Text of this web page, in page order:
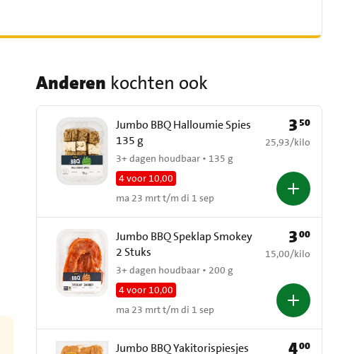
Anderen kochten ook
Jumbo BBQ Halloumie Spies
135 g
3+ dagen houdbaar • 135 g
4 voor 10,00
ma 23 mrt t/m di 1 sep
Prijs: € 3,50
3 50
€ 25,93 per kilo
25,93/kilo
Jumbo BBQ Speklap Smokey
2 Stuks
3+ dagen houdbaar • 200 g
4 voor 10,00
ma 23 mrt t/m di 1 sep
Prijs: € 3,00
300
€ 15,00 per kilo
15,00/kilo
Jumbo BBQ Yakitorispiesjes
Prijs: € 4,00
400